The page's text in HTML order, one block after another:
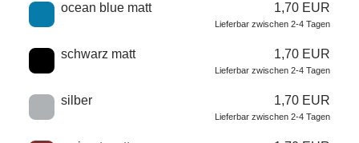
ocean blue matt 1,70 EUR
Lieferbar zwischen 2-4 Tagen
schwarz matt 1,70 EUR
Lieferbar zwischen 2-4 Tagen
silber 1,70 EUR
Lieferbar zwischen 2-4 Tagen